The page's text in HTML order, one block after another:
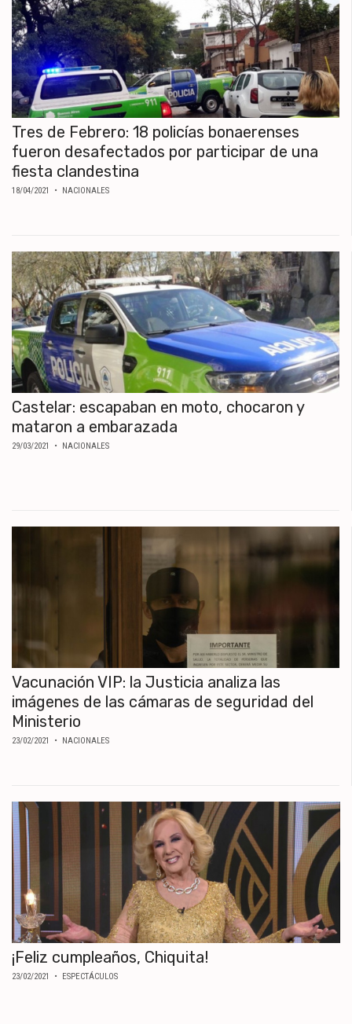
SERVICIOS
ECONOMÍA
POLICIALES
DEPORTES
ESPECTÁCULOS
NACIONALES
REGIONALES
SOCIEDAD
SALUD
Tres de Febrero: 18 policías bonaerenses
fueron desafectados por participar de una
fiesta clandestina
18/04/2021 • NACIONALES
Castelar: escapaban en moto, chocaron y
mataron a embarazada
29/03/2021 • NACIONALES
Vacunación VIP: la Justicia analiza las
imágenes de las cámaras de seguridad del
Ministerio
23/02/2021 • NACIONALES
¡Feliz cumpleaños, Chiquita!
23/02/2021 • ESPECTÁCULOS